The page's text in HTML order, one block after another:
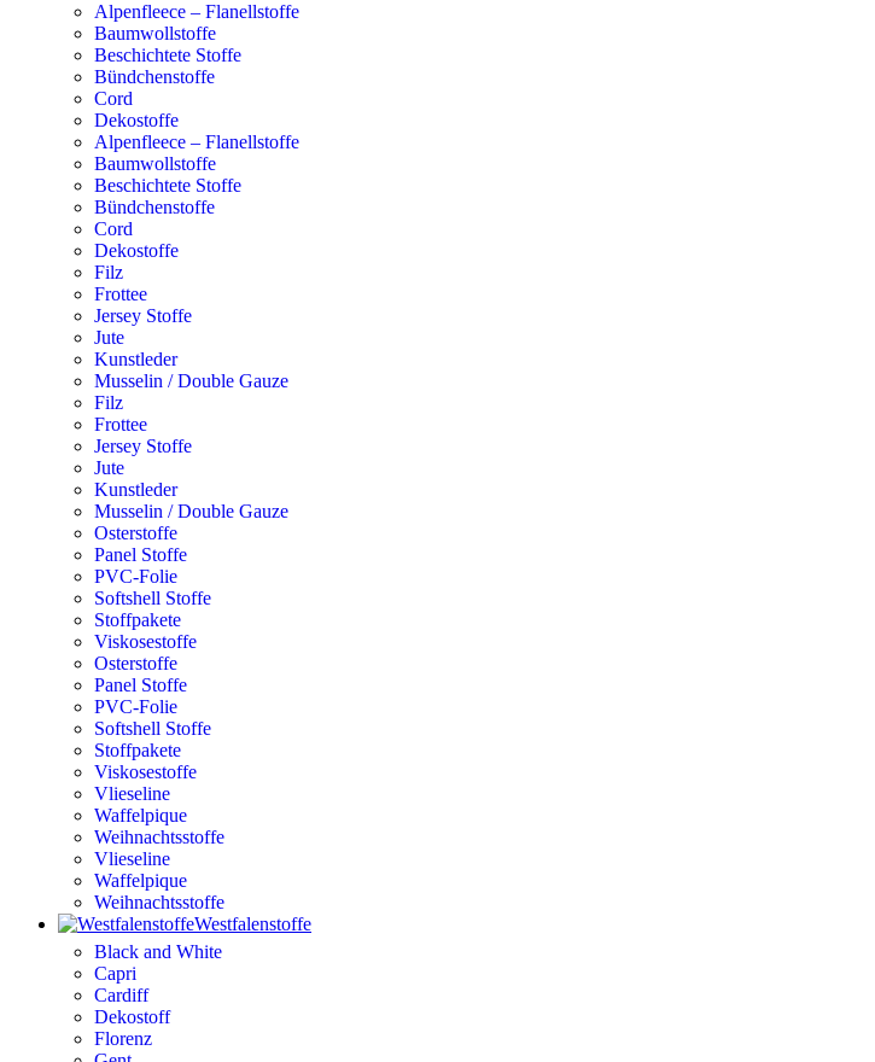
Alpenfleece – Flanellstoffe
Baumwollstoffe
Beschichtete Stoffe
Bündchenstoffe
Cord
Dekostoffe
Alpenfleece – Flanellstoffe
Baumwollstoffe
Beschichtete Stoffe
Bündchenstoffe
Cord
Dekostoffe
Filz
Frottee
Jersey Stoffe
Jute
Kunstleder
Musselin / Double Gauze
Filz
Frottee
Jersey Stoffe
Jute
Kunstleder
Musselin / Double Gauze
Osterstoffe
Panel Stoffe
PVC-Folie
Softshell Stoffe
Stoffpakete
Viskosestoffe
Osterstoffe
Panel Stoffe
PVC-Folie
Softshell Stoffe
Stoffpakete
Viskosestoffe
Vlieseline
Waffelpique
Weihnachtsstoffe
Vlieseline
Waffelpique
Weihnachtsstoffe
Westfalenstoffe
Black and White
Capri
Cardiff
Dekostoff
Florenz